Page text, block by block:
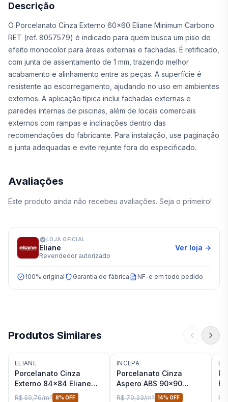
Descrição
O Porcelanato Cinza Externo 60x60 Eliane Minimum Carbono
RET (ref. 8057579) é indicado para quem busca um piso de
efeito monocolor para áreas externas e fachadas. É retificado,
com junta de assentamento de 1 mm, trazendo melhor
acabamento e alinhamento entre as peças. A superfície é
resistente ao escorregamento, ajudando no uso em ambientes
externos. A aplicação típica inclui fachadas externas e
paredes internas de piscinas, além de locais comerciais
externos com rampas e inclinações dentro das
recomendações do fabricante. Para instalação, use paginação
e junta adequadas e evite rejunte fora do especificado.
Avaliações
Este produto ainda não recebeu avaliações. Seja o primeiro!
LOJA OFICIAL
Eliane
Revendedor autorizado
Ver loja →
100% original Garantia de fábrica NF-e em todo pedido
Produtos Similares
ELIANE
Porcelanato Cinza
Externo 84x84 Eliane
Metrópole Portland RET
R$ 59,76/m² 8% OFF
INCEPA
Porcelanato Cinza
Aspero ABS 90x90
Incepa Urbano Lm RET
R$ 79,33/m² 14% OFF R$